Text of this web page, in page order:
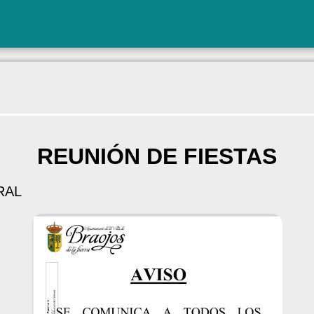
REUNIÓN DE FIESTAS